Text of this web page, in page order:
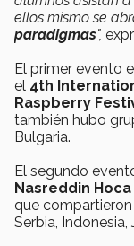
ellos mismo se
paradigmas",
El primer evento
el 4th
Raspberry
también hubo
Bulgaria.
El segundo
Nasreddin
que compartieron
Serbia, Indonesia,